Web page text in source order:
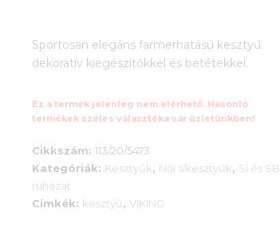
8
100 Ft.
price
5
900 Ft.
Sportosan elegáns farmerhatású kesztyű
dekoratív kiegészítőkkel és betétekkel.
Ez a termék jelenleg nem elérhető. Hasonló
termékek széles választéka vár üzletünkben!
Cikkszám: 113/20/5473
Kategóriák: Kesztyűk, Női síkesztyűk, Sí és SB
ruházat
Címkék: kesztyű, VIKING